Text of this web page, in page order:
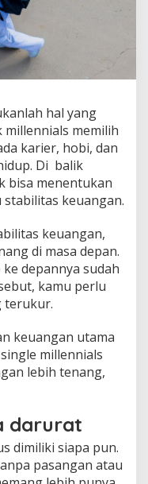
hal yang
millennials memilih
karier, hobi, dan
Di balik
bisa menentukan
stabilitas keuangan.
keuangan,
di masa depan.
depannya sudah
kamu perlu
terukur.
keuangan utama
millennials
lebih tenang,
darurat
dimiliki siapa pun.
pasangan atau